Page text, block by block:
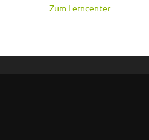
Zum Lerncenter